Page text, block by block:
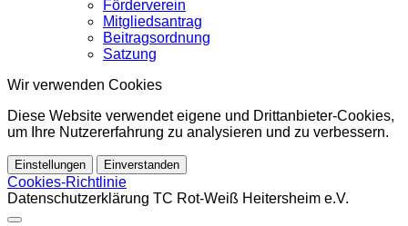
Förderverein
Mitgliedsantrag
Beitragsordnung
Satzung
Wir verwenden Cookies
Diese Website verwendet eigene und Drittanbieter-Cookies,
um Ihre Nutzererfahrung zu analysieren und zu verbessern.
Einstellungen Einverstanden
Cookies-Richtlinie
Datenschutzerklärung TC Rot-Weiß Heitersheim e.V.